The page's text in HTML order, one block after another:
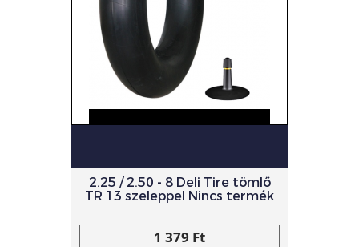
2.25 / 2.50 - 8 Deli Tire tömlő
TR 13 szeleppel Nincs termék
1 379 Ft